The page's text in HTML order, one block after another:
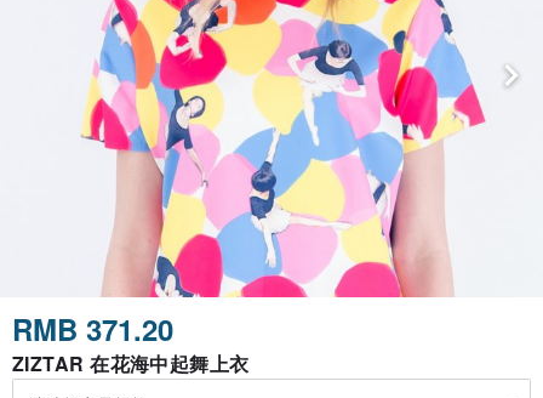
RMB 371.20
ZIZTAR 在花海中起舞上衣